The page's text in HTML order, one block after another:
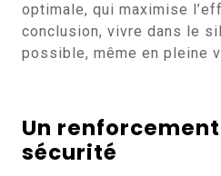
optimale, qui maximise
conclusion, vivre dans le
possible, même en pleine
Un
sécurité